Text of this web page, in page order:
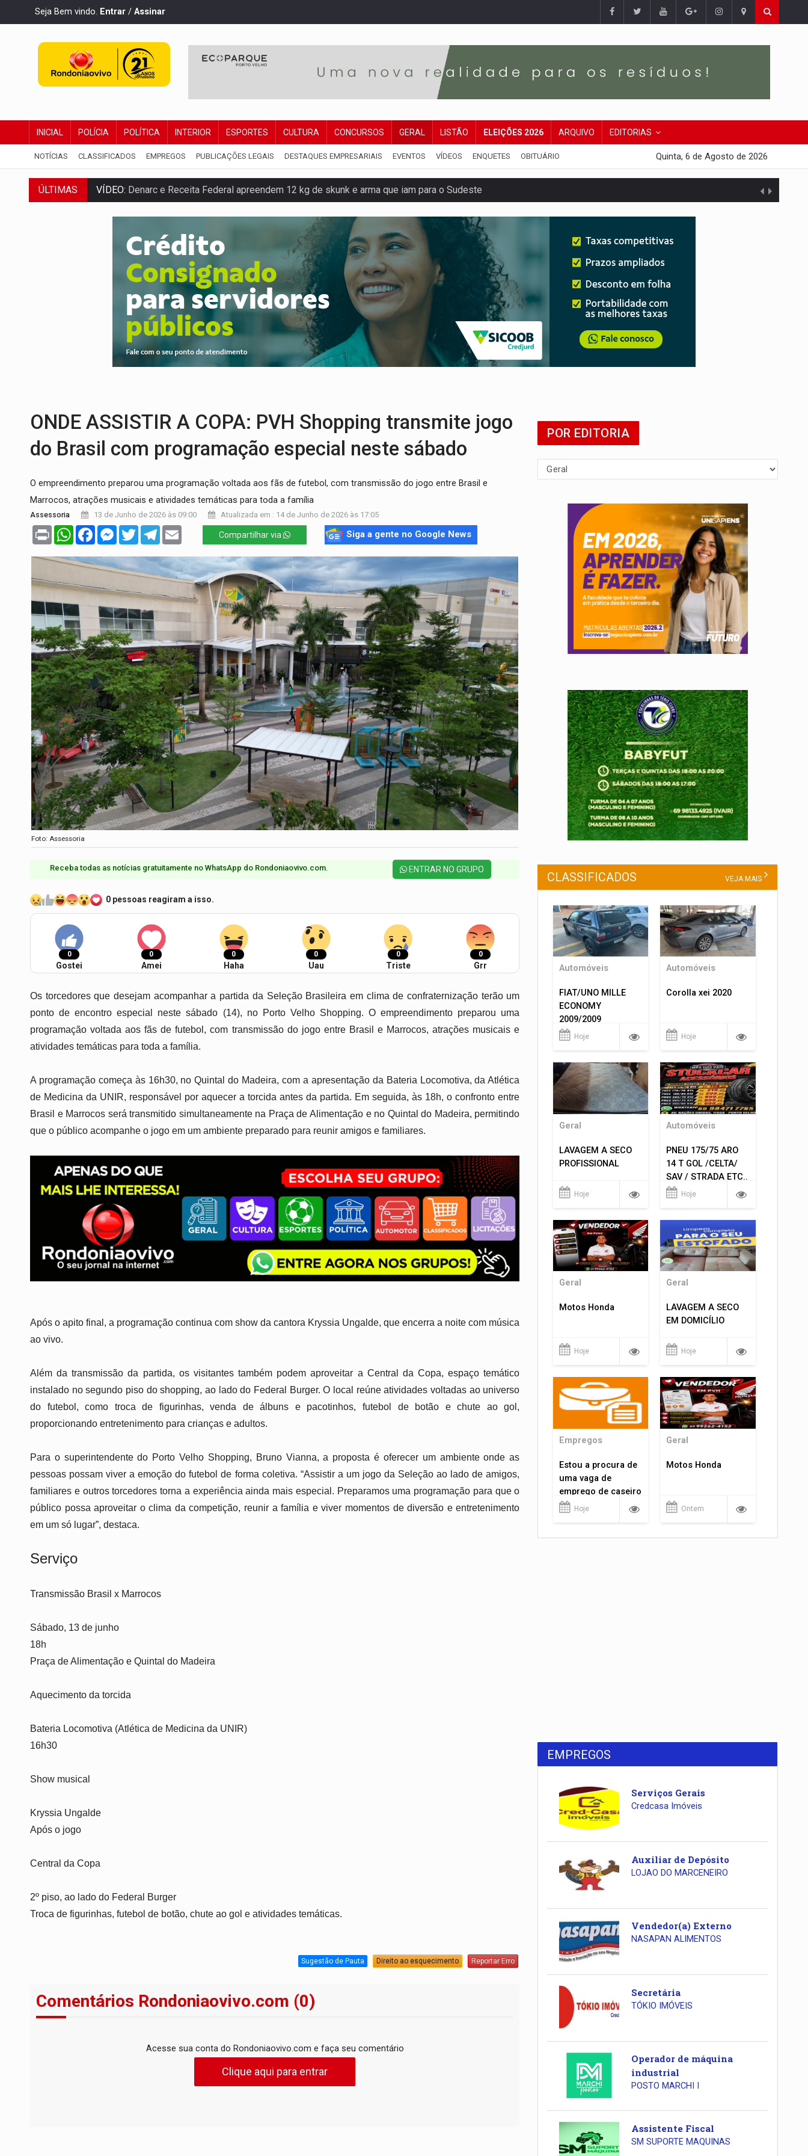
Seja Bem vindo. Entrar / Assinar
INICIAL POLÍCIA POLÍTICA INTERIOR ESPORTES CULTURA CONCURSOS GERAL LISTÃO ELEIÇÕES 2026 ARQUIVO EDITORIAS
NOTÍCIAS CLASSIFICADOS EMPREGOS PUBLICAÇÕES LEGAIS DESTAQUES EMPRESARIAIS EVENTOS VÍDEOS ENQUETES OBITUÁRIO Quinta, 6 de Agosto de 2026
ÚLTIMAS VÍDEO: Denarc e Receita Federal apreendem 12 kg de skunk e arma que iam para o Sudeste
OPERAÇÃO DA PC:Membros do CV são presos com armas e drogas após crime de tortur@
ENTRADA GRATUITA:Espetáculo As Marias Somos Nós será apresentado na capital
Três são presos após furto de motocicleta em frente de academia
CELEBRAÇÃO: Cerejeiras completa 43 anos de emancipação com programação esportiva
Anvisa desmente boato sobre presença de plástico ou petróleo em ovos
Pitbulls fogem de residência e atacam casal de idosos na zona Leste
AÇÃO CONJUNTA: Forças policiais apreendem cerca de 1kg de ouro em Rondônia
ONDE ASSISTIR A COPA: PVH Shopping transmite jogo
do Brasil com programação especial neste sábado
O empreendimento preparou uma programação voltada aos fãs de futebol, com transmissão do jogo entre Brasil e
Marrocos, atrações musicais e atividades temáticas para toda a família
Assessoria 13 de Junho de 2026 às 09:00 Atualizada em : 14 de Junho de 2026 às 17:05
Print WhatsAppFacebookMessenger
TwitterTelegram Compartilhar via Siga a gente no Google News
Foto: Assessoria
Receba todas as notícias gratuitamente no WhatsApp do Rondoniaovivo.com.​ ENTRAR NO GRUPO
0 pessoas reagiram a isso.
0
Gostei
0
Amei
0
Haha
0
Uau
0
Triste
0
Grr
Os torcedores que desejam acompanhar a partida da Seleção Brasileira em clima de confraternização terão um
ponto de encontro especial neste sábado (14), no Porto Velho Shopping. O empreendimento preparou uma
programação voltada aos fãs de futebol, com transmissão do jogo entre Brasil e Marrocos, atrações musicais e
atividades temáticas para toda a família.
A programação começa às 16h30, no Quintal do Madeira, com a apresentação da Bateria Locomotiva, da Atlética
de Medicina da UNIR, responsável por aquecer a torcida antes da partida. Em seguida, às 18h, o confronto entre
Brasil e Marrocos será transmitido simultaneamente na Praça de Alimentação e no Quintal do Madeira, permitindo
que o público acompanhe o jogo em um ambiente preparado para reunir amigos e familiares.
Após o apito final, a programação continua com show da cantora Kryssia Ungalde, que encerra a noite com música
ao vivo.
Além da transmissão da partida, os visitantes também podem aproveitar a Central da Copa, espaço temático
instalado no segundo piso do shopping, ao lado do Federal Burger. O local reúne atividades voltadas ao universo
do futebol, como troca de figurinhas, venda de álbuns e pacotinhos, futebol de botão e chute ao gol,
proporcionando entretenimento para crianças e adultos.
Para o superintendente do Porto Velho Shopping, Bruno Vianna, a proposta é oferecer um ambiente onde as
pessoas possam viver a emoção do futebol de forma coletiva. “Assistir a um jogo da Seleção ao lado de amigos,
familiares e outros torcedores torna a experiência ainda mais especial. Preparamos uma programação para que o
público possa aproveitar o clima da competição, reunir a família e viver momentos de diversão e entretenimento
em um só lugar”, destaca.
Serviço
Transmissão Brasil x Marrocos
Sábado, 13 de junho
18h
Praça de Alimentação e Quintal do Madeira
Aquecimento da torcida
Bateria Locomotiva (Atlética de Medicina da UNIR)
16h30
Show musical
Kryssia Ungalde
Após o jogo
Central da Copa
2º piso, ao lado do Federal Burger
Troca de figurinhas, futebol de botão, chute ao gol e atividades temáticas.
Sugestão de Pauta Direito ao esquecimento Reportar Erro
Comentários Rondoniaovivo.com (0)
Acesse sua conta do Rondoniaovivo.com e faça seu comentário
Clique aqui para entrar
POR EDITORIA
CLASSIFICADOS VEJA MAIS
Automóveis
FIAT/UNO MILLE
ECONOMY
2009/2009
Hoje
Automóveis
Corolla xei 2020
Hoje
Geral
LAVAGEM A SECO
PROFISSIONAL
Hoje
Automóveis
PNEU 175/75 ARO
14 T GOL /CELTA/
SAV / STRADA ETC..
R$ 219,99
Hoje
Geral
Motos Honda
Hoje
Geral
LAVAGEM A SECO
EM DOMICÍLIO
Hoje
Empregos
Estou a procura de
uma vaga de
emprego de caseiro
em porto velho
Hoje
Geral
Motos Honda
Ontem
EMPREGOS
Serviços Gerais
Credcasa Imóveis
Auxiliar de Depósito
LOJAO DO MARCENEIRO
Vendedor(a) Externo
NASAPAN ALIMENTOS
Secretária
TÓKIO IMÓVEIS
Operador de máquina
industrial
POSTO MARCHI I
Assistente Fiscal
SM SUPORTE MAQUINAS